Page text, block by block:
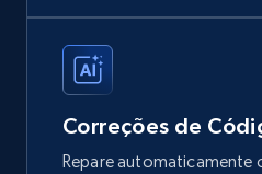
Correções de
Repare automaticamente